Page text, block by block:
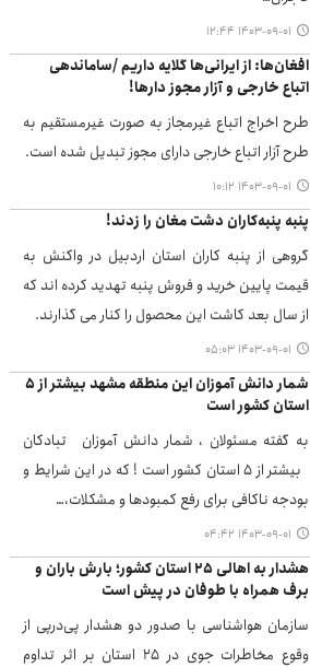
۱۴۰۳-۰۹-۰۱ ۱۲:۴۴
افغان‌ها: از ایرانی‌ها گلایه داریم /ساماندهی
اتباع خارجی و آزار مجوز دارها!
طرح اخراج اتباع غیرمجاز به صورت غیرمستقیم به
طرح آزار اتباع خارجی دارای مجوز تبدیل شده است.
۱۴۰۳-۰۹-۰۱ ۱۰:۱۲
پنبه پنبه‌کاران دشت مغان را زدند!
گروهی از پنبه کاران استان اردبیل در واکنش به
قیمت پایین خرید و فروش پنبه تهدید کرده اند که
از سال بعد کاشت این محصول را کنار می گذارند.
۱۴۰۳-۰۹-۰۱ ۰۵:۰۳
شمار دانش آموزان این منطقه مشهد بیشتر از ۵
استان کشور است
به گفته مسئولان ، شمار دانش آموزان تبادکان
بیشتر از ۵ استان کشور است ! که در این شرایط و
بودجه ناکافی برای رفع کمبودها و مشکلات،…
۱۴۰۳-۰۹-۰۱ ۰۴:۴۲
هشدار به اهالی ۲۵ استان کشور؛ بارش باران و
برف همراه با طوفان در پیش است
سازمان هواشناسی با صدور دو هشدار پی‌درپی از
وقوع مخاطرات جوی در ۲۵ استان بر اثر تداوم